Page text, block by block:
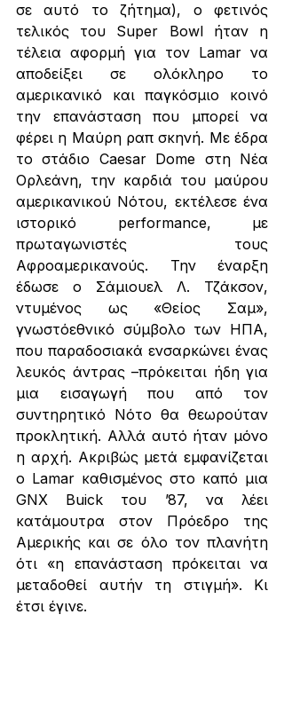
σε αυτό το ζήτημα), ο φετινός
τελικός του Super Bowl ήταν η
τέλεια αφορμή για τον Lamar να
αποδείξει σε ολόκληρο το
αμερικανικό και παγκόσμιο κοινό
την επανάσταση που μπορεί να
φέρει η Μαύρη ραπ σκηνή. Με έδρα
το στάδιο Caesar Dome στη Νέα
Ορλεάνη, την καρδιά του μαύρου
αμερικανικού Νότου, εκτέλεσε ένα
ιστορικό performance, με
πρωταγωνιστές τους
Αφροαμερικανούς. Την έναρξη
έδωσε ο Σάμιουελ Λ. Τζάκσον,
ντυμένος ως «Θείος Σαμ»,
γνωστόεθνικό σύμβολο των ΗΠΑ,
που παραδοσιακά ενσαρκώνει ένας
λευκός άντρας –πρόκειται ήδη για
μια εισαγωγή που από τον
συντηρητικό Νότο θα θεωρούταν
προκλητική. Αλλά αυτό ήταν μόνο
η αρχή. Ακριβώς μετά εμφανίζεται
ο Lamar καθισμένος στο καπό μια
GNX Buick του ’87, να λέει
κατάμουτρα στον Πρόεδρο της
Αμερικής και σε όλο τον πλανήτη
ότι «η επανάσταση πρόκειται να
μεταδοθεί αυτήν τη στιγμή». Κι
έτσι έγινε.